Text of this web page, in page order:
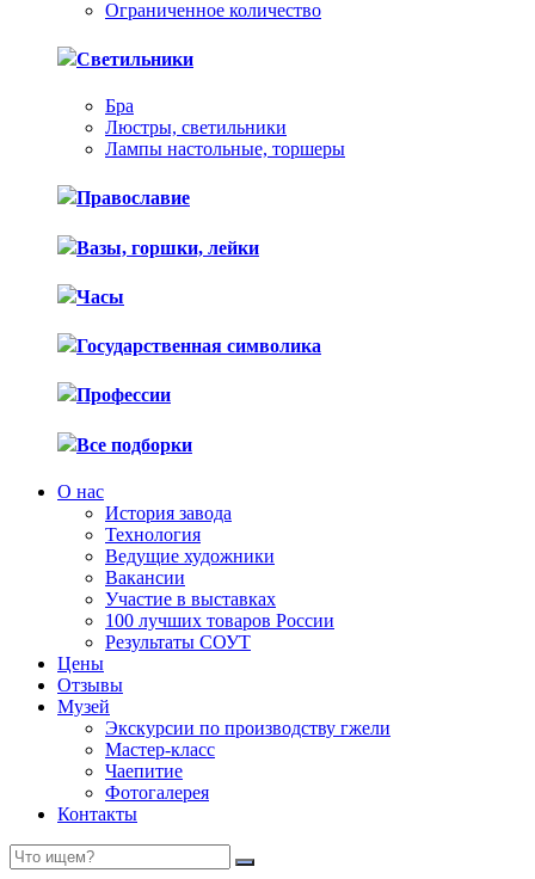
Ограниченное количество
Светильники
Бра
Люстры, светильники
Лампы настольные, торшеры
Православие
Вазы, горшки, лейки
Часы
Государственная символика
Профессии
Все подборки
О нас
История завода
Технология
Ведущие художники
Вакансии
Участие в выставках
100 лучших товаров России
Результаты СОУТ
Цены
Отзывы
Музей
Экскурсии по производству гжели
Мастер-класс
Чаепитие
Фотогалерея
Контакты